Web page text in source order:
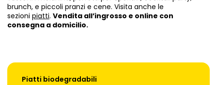
brunch, e piccoli pranzi e cene. Visita anche le
sezioni piatti. Vendita all’ingrosso e online con
consegna a domicilio.
Piatti biodegradabili